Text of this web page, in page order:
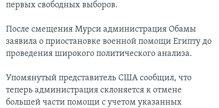
первых свободных выборов.
После смещения Мурси администрация Обамы
заявила о приостановке военной помощи Египту до
проведения широкого политического анализа.
Упомянутый представитель США сообщил, что
теперь администрация склоняется к отмене
большей части помощи с учетом указанных